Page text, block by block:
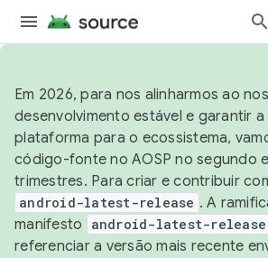
Em 2026, para nos alinharmos ao
desenvolvimento estável e garantir
plataforma para o ecossistema,
código-fonte no AOSP no segundo
trimestres. Para criar e contribuir
android-latest-release . A
manifesto
android-latest-release
referenciar a versão mais recente